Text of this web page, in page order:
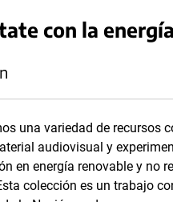
con la energía
una variedad de recursos
audiovisual y
en energía renovable y no
colección es un trabajo